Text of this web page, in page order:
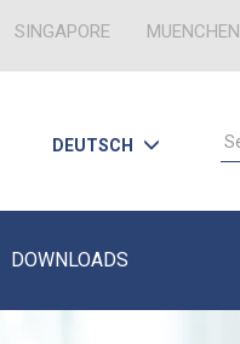
SINGAPORE MUENCHEN
DEUTSCH
DOWNLOADS